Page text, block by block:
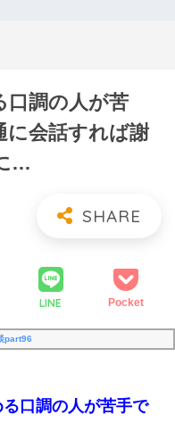
口調の人が苦
に会話すれば謝
…
LINE Pocket
part96
口調の人が苦手で